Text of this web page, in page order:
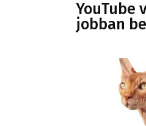
YouTube
jobban